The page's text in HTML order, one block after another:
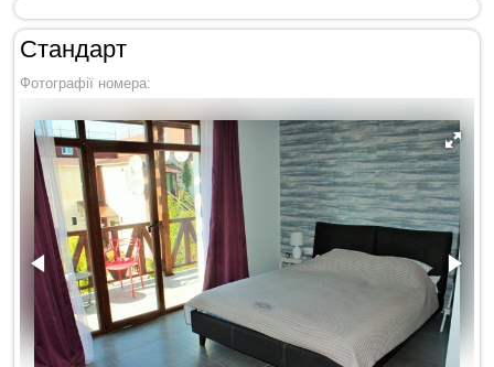
Стандарт
Фотографії номера: